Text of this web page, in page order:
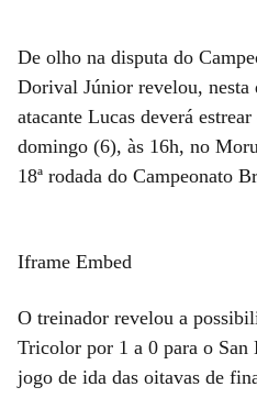
De olho na disputa do
Dorival Júnior revelou,
atacante Lucas deverá
domingo (6), às 16h, no
18ª rodada do Campeonato
Iframe Embed
O treinador revelou a
Tricolor por 1 a 0 para o
jogo de ida das oitavas de